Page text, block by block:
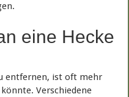
eine Hecke
entfernen, ist oft mehr
Verschiedene